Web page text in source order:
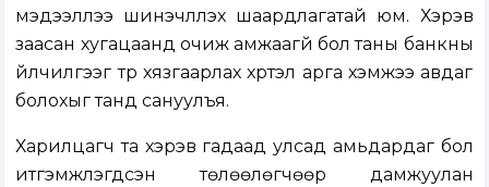
мэдээллээ шинэчлүүлэх шаардлагатай юм. Хэрэв
заасан хугацаанд очиж амжаагүй бол таны банкны
үйлчилгээг түр хязгаарлах хүртэл арга хэмжээ авдаг
болохыг танд сануулъя.
Харилцагч та хэрэв гадаад улсад амьдардаг бол
итгэмжлэгдсэн төлөөлөгчөөр дамжуулан